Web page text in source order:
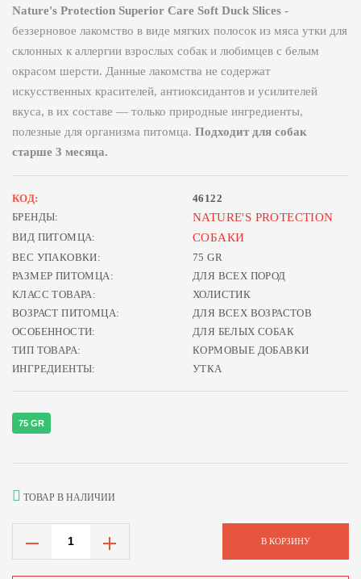
Nature's Protection Superior Care Soft Duck Slices -
беззерновое лакомство в виде мягких полосок из мяса утки для
склонных к аллергии взрослых собак и любимцев с белым
окрасом шерсти. Данные лакомства не содержат
искусственных красителей, антиоксидантов и усилителей
вкуса, в их составе — только природные ингредиенты,
полезные для организма питомца. Подходит для собак
старше 3 месяца.
КОД:
46122
БРЕНДЫ:
NATURE'S PROTECTION
ВИД ПИТОМЦА: СОБАКИ
ВЕС УПАКОВКИ:
75 GR
РАЗМЕР ПИТОМЦА:
ДЛЯ ВСЕХ ПОРОД
КЛАСС ТОВАРА:
ХОЛИСТИК
ВОЗРАСТ ПИТОМЦА:
ДЛЯ ВСЕХ ВОЗРАСТОВ
ОСОБЕННОСТИ:
ДЛЯ БЕЛЫХ СОБАК
ТИП ТОВАРА:
КОРМОВЫЕ ДОБАВКИ
ИНГРЕДИЕНТЫ:
УТКА
75 GR
ТОВАР В НАЛИЧИИ
В КОРЗИНУ